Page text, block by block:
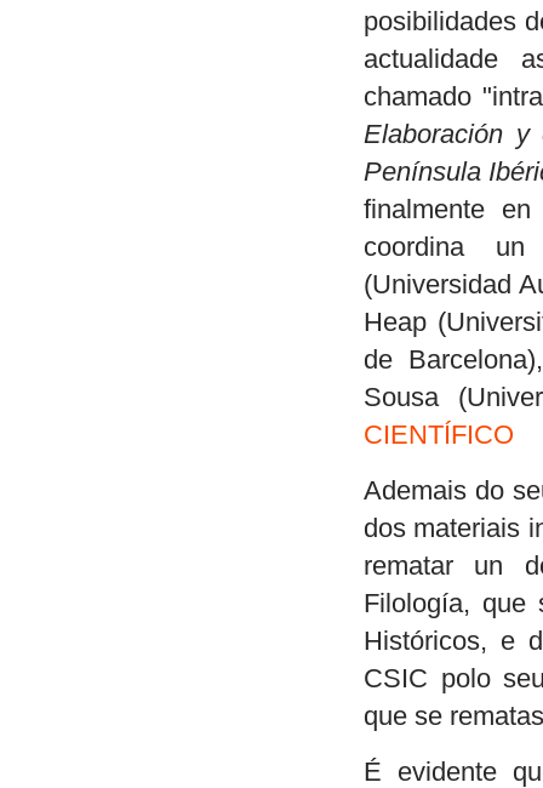
posibilidades
actualidade
chamado
Elaboración
Península
finalmente
coordina un
(Universidad
Heap
de
Sousa
CIENTÍFICO
Ademais do
dos materiais
rematar un
Filología, que
Históricos, e
CSIC polo
que se
É evidente